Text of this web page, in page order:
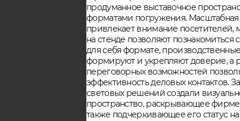
продуманное выставочное
форматами погружения. Масштабная
привлекает внимание посетителей,
на стенде позволяют
для себя формате,
формируют и укрепляют доверие, а
переговорных возможностей
эффективность деловых контактов.
световых решений создали
пространство, раскрывающее
также подчеркивающее его статус